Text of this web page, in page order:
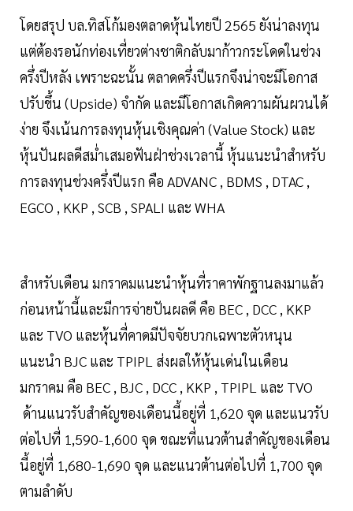
โดยสรุป บล.ทิสโก้มองตลาดหุ้นไทยปี 2565 ยังน่าลงทุน
แต่ต้องรอนักท่องเที่ยวต่างชาติกลับมาก้าวกระโดดในช่วง
ครึ่งปีหลัง เพราะฉะนั้น ตลาดครึ่งปีแรกจึงน่าจะมีโอกาส
ปรับขึ้น (Upside) จำกัด และมีโอกาสเกิดความผันผวนได้
ง่าย จึงเน้นการลงทุนหุ้นเชิงคุณค่า (Value Stock) และ
หุ้นปันผลดีสม่ำเสมอฟันฝ่าช่วงเวลานี้ หุ้นแนะนำสำหรับ
การลงทุนช่วงครึ่งปีแรก คือ ADVANC , BDMS , DTAC ,
EGCO , KKP , SCB , SPALI และ WHA
สำหรับเดือน มกราคมแนะนำหุ้นที่ราคาพักฐานลงมาแล้ว
ก่อนหน้านี้และมีการจ่ายปันผลดี คือ BEC , DCC , KKP
และ TVO และหุ้นที่คาดมีปัจจัยบวกเฉพาะตัวหนุน
แนะนำ BJC และ TPIPL ส่งผลให้หุ้นเด่นในเดือน
มกราคม คือ BEC , BJC , DCC , KKP , TPIPL และ TVO
ด้านแนวรับสำคัญของเดือนนี้อยู่ที่ 1,620 จุด และแนวรับ
ต่อไปที่ 1,590-1,600 จุด ขณะที่แนวต้านสำคัญของเดือน
นี้อยู่ที่ 1,680-1,690 จุด และแนวต้านต่อไปที่ 1,700 จุด
ตามลำดับ